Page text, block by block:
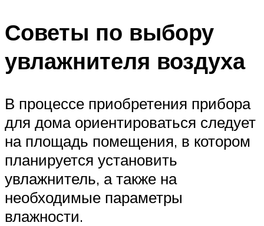
Советы по выбору
увлажнителя воздуха
В процессе приобретения прибора
для дома ориентироваться следует
на площадь помещения, в котором
планируется установить
увлажнитель, а также на
необходимые параметры
влажности.